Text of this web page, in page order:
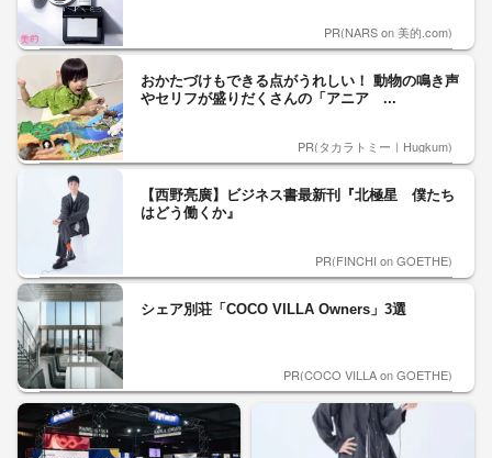
PR(NARS on 美的.com)
おかたづけもできる点がうれしい！ 動物の鳴き声
やセリフが盛りだくさんの「アニア ...
PR(タカラトミー｜Hugkum)
【西野亮廣】ビジネス書最新刊『北極星 僕たち
はどう働くか』
PR(FINCHI on GOETHE)
シェア別荘「COCO VILLA Owners」3選
PR(COCO VILLA on GOETHE)